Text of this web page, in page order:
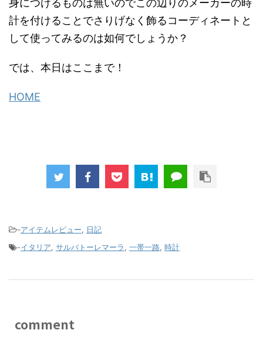
身につけるものは無いのでこの辺りのメーカーの時
計を付けることでさりげなく飾るコーディネートと
して使ってみるのは如何でしょうか？
では、本日はここまで！
HOME
-アイテムレビュー, 日記
-イタリア, サルバトーレマーラ, 一帯一路, 時計
comment